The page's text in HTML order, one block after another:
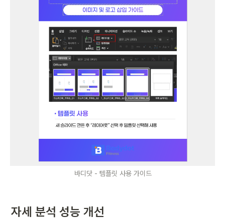
바디닷 - 템플릿 사용 가이드
자세 분석 성능 개선